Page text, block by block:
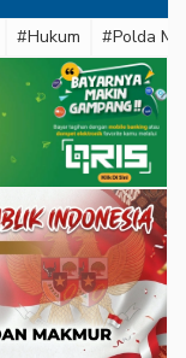
#Hukum #Polda